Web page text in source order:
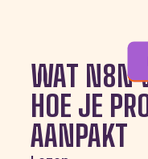
WAT N8N
HOE JE
AANPAKT